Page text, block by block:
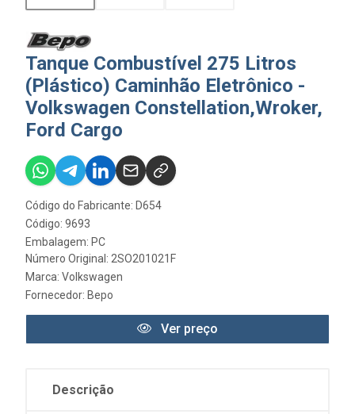
Tanque Combustível 275 Litros
(Plástico) Caminhão Eletrônico -
Volkswagen Constellation,Wroker,
Ford Cargo
Código do Fabricante: D654
Código: 9693
Embalagem: PC
Número Original: 2SO201021F
Marca: Volkswagen
Fornecedor: Bepo
Ver preço
Descrição